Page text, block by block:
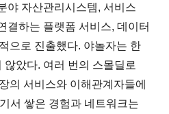
야 자산관리시스템, 서비스
결하는 플랫폼 서비스, 데이터
으로 진출했다. 야놀자는 한
않았다. 여러 번의 스몰딜로
의 서비스와 이해관계자들에
서 쌓은 경험과 네트워크는